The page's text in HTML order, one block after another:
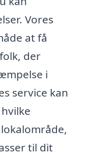
Vores
at få
der
i
service kan
til dit